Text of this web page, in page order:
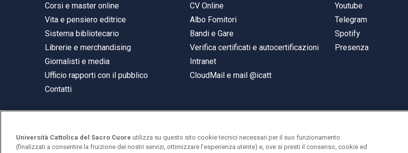
Corsi e master online
Vita e pensiero editrice
Sistema bibliotecario
Librerie e merchandising
Giornalisti e media
Ufficio rapporti con il pubblico
Contatti
CV Online
Albo Fornitori
Bandi e Gare
Verifica certificati e autocertificazioni
Intranet
CloudMail e mail @icatt
Youtube
Telegram
Spotify
Presenza
© Università Cattolica del Sacro Cuore
Università Cattolica del Sacro Cuore utilizza su questo sito cookie tecnici necessari per il suo funzionamento
(finalizzati a consentire la fruizione dei nostri servizi, ottimizzare l'esperienza utente) e, ove si presti il consenso, cookie ed